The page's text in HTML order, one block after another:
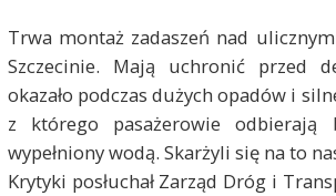
Trwa montaż zadaszeń nad
Szczecinie. Mają uchronić przed
okazało podczas dużych opadów i
z którego pasażerowie odbierają
wypełniony wodą. Skarżyli się na to
Krytyki posłuchał Zarząd Dróg i